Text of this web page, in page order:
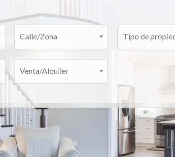
Calle/Zona Tipo de
Venta/Alquiler